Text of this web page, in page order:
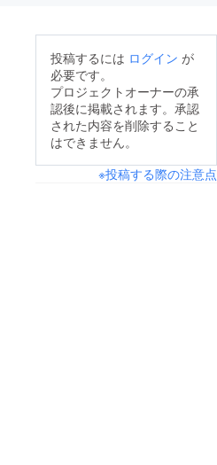
投稿するには ログイン が
必要です。
プロジェクトオーナーの承
認後に掲載されます。承認
された内容を削除すること
はできません。
※投稿する際の注意点